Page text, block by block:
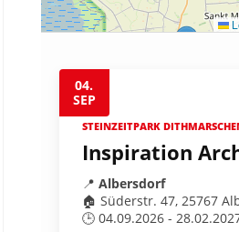
04.
SEP
STEINZEITPARK
Inspiration
📍 Albersdorf
🏠 Süderstr. 47, 25767
🕒 04.09.2026 -